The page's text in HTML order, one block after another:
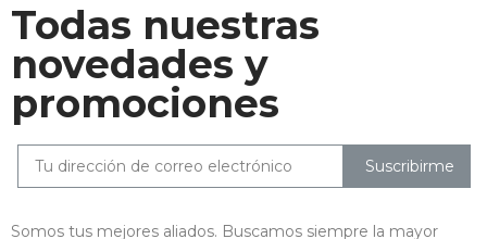
Todas nuestras
novedades y
promociones
Suscribirme
Somos tus mejores aliados. Buscamos siempre la mayor